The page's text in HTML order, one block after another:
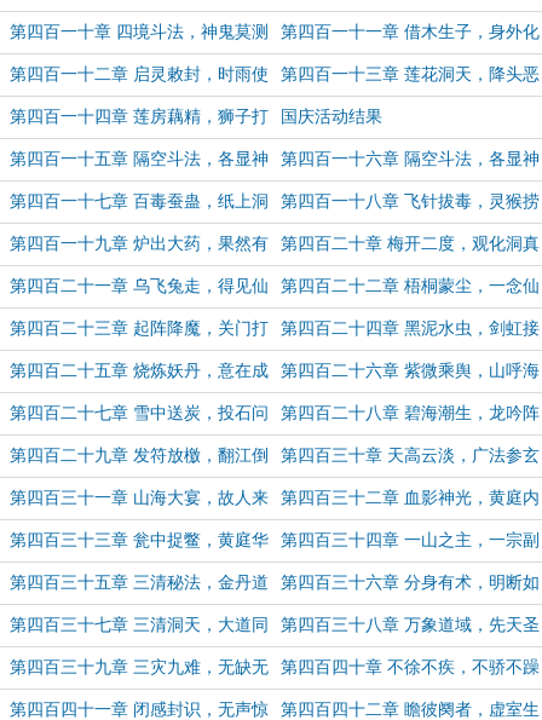
第四百一十章 四境斗法，神鬼莫测
（5K字奉上，国庆快乐，求月票支
持~）
第四百一十一章 借木生子，身外化
身
第四百一十二章 启灵敕封，时雨使
君
第四百一十三章 莲花洞天，降头恶
坛（5.7K字，求双倍月票支持~）
第四百一十四章 莲房藕精，狮子打
盹
国庆活动结果
第四百一十五章 隔空斗法，各显神
通（5K字奉上，求月票支持~）
第四百一十六章 隔空斗法，各显神
通（下）（5.7K字，求月票支持~）
第四百一十七章 百毒蚕蛊，纸上洞
天（5K字奉上，求月票支持~）
第四百一十八章 飞针拔毒，灵猴捞
月
第四百一十九章 炉出大药，果然有
灵（5K字奉上，求月票支持~）
第四百二十章 梅开二度，观化洞真
第四百二十一章 乌飞兔走，得见仙
颜
第四百二十二章 梧桐蒙尘，一念仙
苞
第四百二十三章 起阵降魔，关门打
狗
第四百二十四章 黑泥水虫，剑虹接
引
第四百二十五章 烧炼妖丹，意在成
胎
第四百二十六章 紫微乘舆，山呼海
应（5.5K字奉上，求月票支持~）
第四百二十七章 雪中送炭，投石问
路（6.2K字奉上，求月票支持~）
第四百二十八章 碧海潮生，龙吟阵
阵（6.6K字奉上，求月票支持~）
第四百二十九章 发符放檄，翻江倒
海（第一更，求月票支持~）
第四百三十章 天高云淡，广法参玄
（5.6K字奉上，迟到了抱歉）
第四百三十一章 山海大宴，故人来
见
第四百三十二章 血影神光，黄庭内
景（5.2K字，求月票支持~）
第四百三十三章 瓮中捉鳖，黄庭华
宴
第四百三十四章 一山之主，一宗副
教
第四百三十五章 三清秘法，金丹道
书（月末求票支持~）
第四百三十六章 分身有术，明断如
流（月末求票支持~）
第四百三十七章 三清洞天，大道同
行（月初求票支持～）
第四百三十八章 万象道域，先天圣
婴（5.3K字奉上，月初求票支持~）
第四百三十九章 三灾九难，无缺无
漏（5K字奉上，月初求票支持~）
第四百四十章 不徐不疾，不骄不躁
第四百四十一章 闭感封识，无声惊 第四百四十二章 瞻彼阕者，虚室生